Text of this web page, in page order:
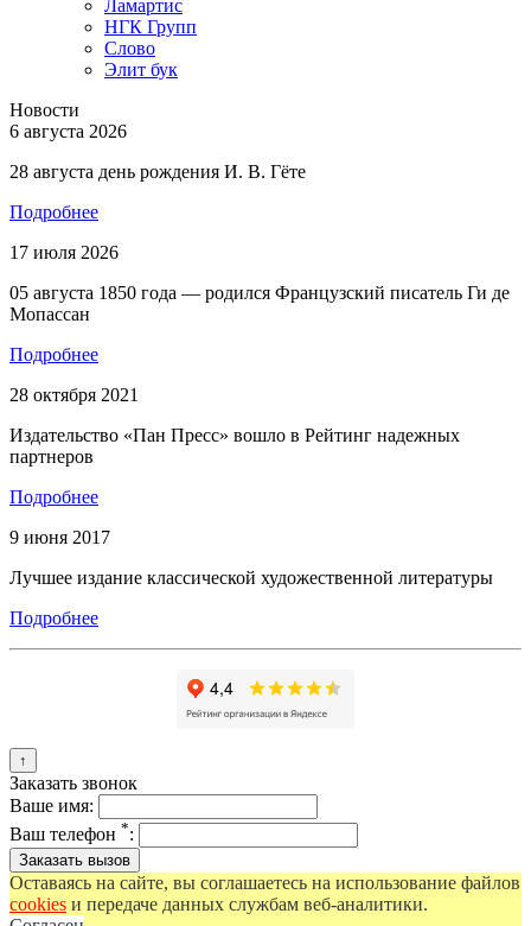
Ламартис
НГК Групп
Слово
Элит бук
Новости
6 августа 2026
28 августа день рождения И. В. Гёте
Подробнее
17 июля 2026
05 августа 1850 года — родился Французский писатель Ги де
Мопассан
Подробнее
28 октября 2021
Издательство «Пан Пресс» вошло в Рейтинг надежных
партнеров
Подробнее
9 июня 2017
Лучшее издание классической художественной литературы
Подробнее
↑
Заказать звонок
Ваше имя:
Ваш телефон *:
Оставаясь на сайте, вы соглашаетесь на использование файлов
cookies и передаче данных службам веб-аналитики.